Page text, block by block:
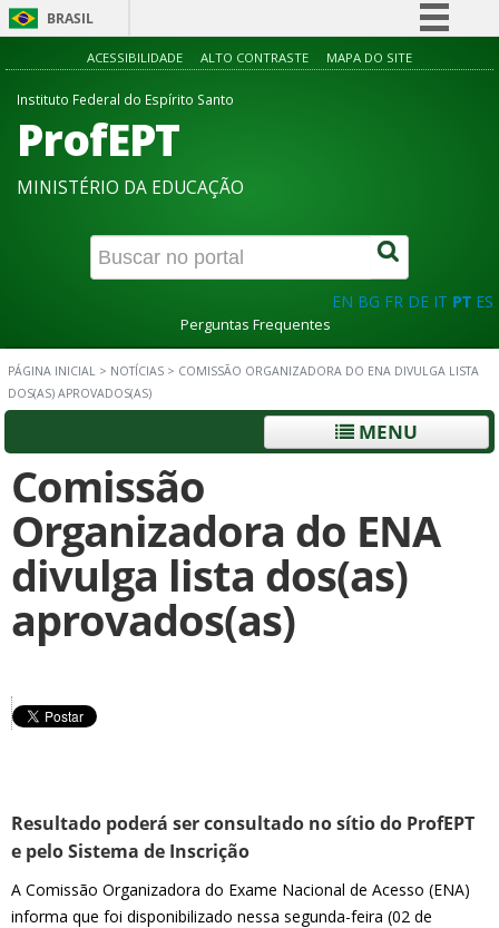
BRASIL
Simplifique!
Canais
ACESSIBILIDADE ALTO CONTRASTE MAPA DO SITE
Instituto Federal do Espírito Santo
ProfEPT
MINISTÉRIO DA EDUCAÇÃO
EN BG FR DE IT PT ES
Perguntas Frequentes
PÁGINA INICIAL > NOTÍCIAS > COMISSÃO ORGANIZADORA DO ENA DIVULGA LISTA
DOS(AS) APROVADOS(AS)
MENU
Comissão
Organizadora do ENA
divulga lista dos(as)
aprovados(as)
Resultado poderá ser consultado no sítio do ProfEPT
e pelo Sistema de Inscrição
A Comissão Organizadora do Exame Nacional de Acesso (ENA)
informa que foi disponibilizado nessa segunda-feira (02 de